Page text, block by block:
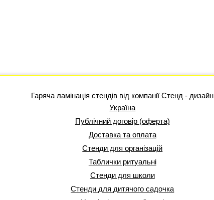
Гаряча ламінація стендів від компанії Стенд - дизайн
Україна
Публічний договір (оферта)
Доставка та оплата
Стенди для організацій
Таблички ритуальні
Стенди для школи
Стенди для дитячого садочка